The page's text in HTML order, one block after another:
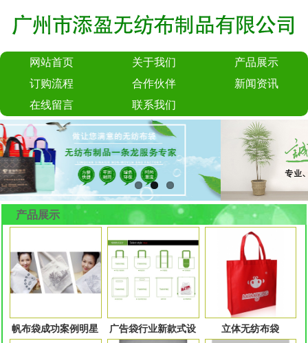
网站首页 关于我们
产品展示
订购流程
合作伙伴
新闻资讯
在线留言
联系我们
产品展示
帆布袋成功案例明星
广告袋行业新款式设
立体无纺布袋